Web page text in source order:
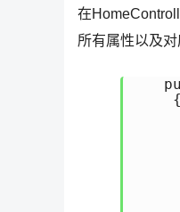
在
所有属性以及
    {